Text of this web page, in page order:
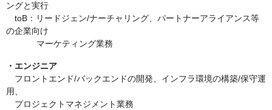
ングと実行
toB：リードジェン/ナーチャリング、パートナーアライアンス等
の企業向け
マーケティング業務
・エンジニア
フロントエンド/バックエンドの開発、インフラ環境の構築/保守運
用、
プロジェクトマネジメント業務